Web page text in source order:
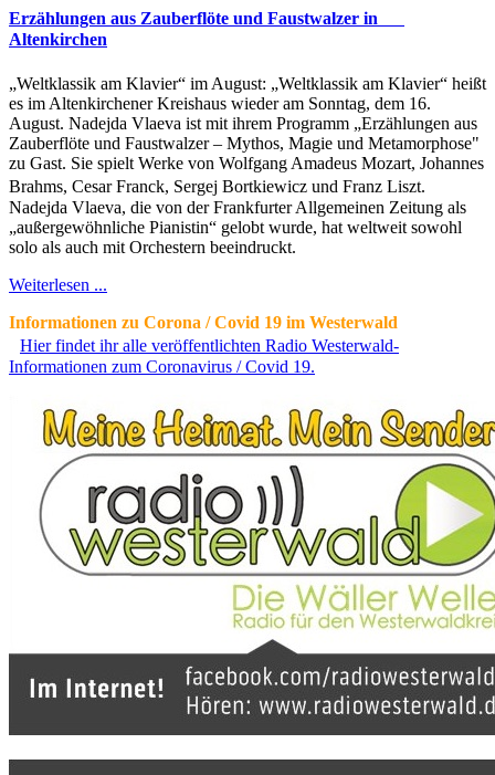
Erzählungen aus Zauberflöte und Faustwalzer in
Altenkirchen
„Weltklassik am Klavier“ im August: „Weltklassik am Klavier“ heißt
es im Altenkirchener Kreishaus wieder am Sonntag, dem 16.
August. Nadejda Vlaeva ist mit ihrem Programm „Erzählungen aus
Zauberflöte und Faustwalzer – Mythos, Magie und Metamorphose"
zu Gast. Sie spielt Werke von Wolfgang Amadeus Mozart, Johannes
Brahms, Cesar Franck, Sergej Bortkiewicz und Franz Liszt.
Nadejda Vlaeva, die von der Frankfurter Allgemeinen Zeitung als
„außergewöhnliche Pianistin“ gelobt wurde, hat weltweit sowohl
solo als auch mit Orchestern beeindruckt.
Weiterlesen ...
Informationen zu Corona / Covid 19 im Westerwald
Hier findet ihr alle veröffentlichten Radio Westerwald-
Informationen zum Coronavirus / Covid 19.